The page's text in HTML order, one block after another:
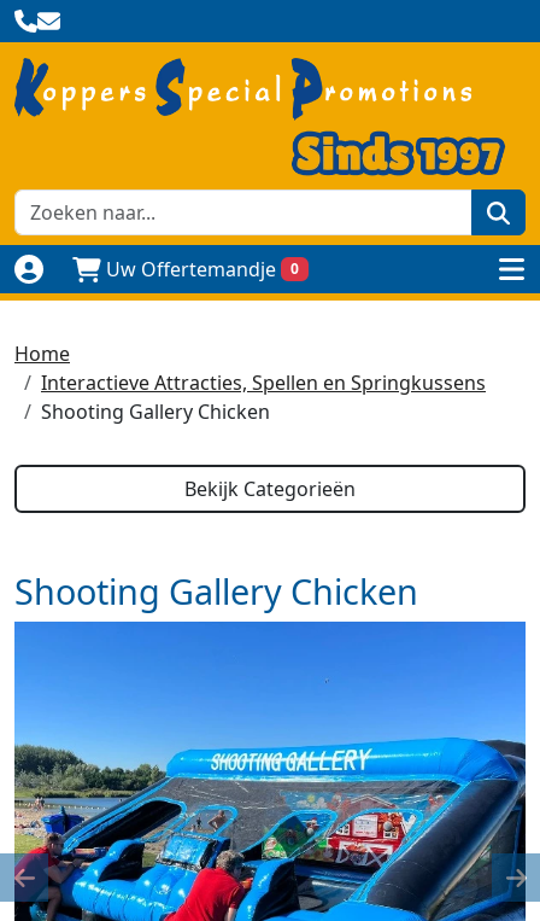
Naar login paginaUw Offertemandje 0
Home
Interactieve Attracties, Spellen en Springkussens
Shooting Gallery Chicken
Bekijk Categorieën
Shooting Gallery Chicken
Previous